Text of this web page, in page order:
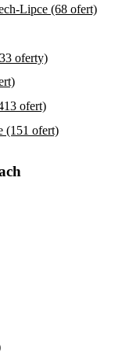
Lipce (68 ofert)
oferty)
ofert)
(151 ofert)